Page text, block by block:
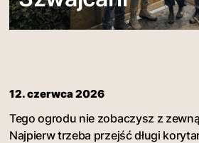
12. czerwca 2026
Tego ogrodu nie zobaczysz z
Najpierw trzeba przejść długi